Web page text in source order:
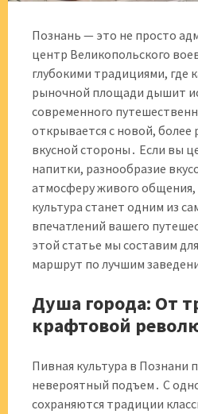
Познань — это не просто
центр Великопольского
глубокими традициями, где
рыночной площади дышит
современного
открывается с новой, более
вкусной стороны․ Если вы
напитки, разнообразие
атмосферу живого общения,
культура станет одним из
впечатлений вашего
этой статье мы составим
маршрут по лучшим
Душа города: От
крафтовой
Пивная культура в Познани
невероятный подъем․ С
сохраняются традиции